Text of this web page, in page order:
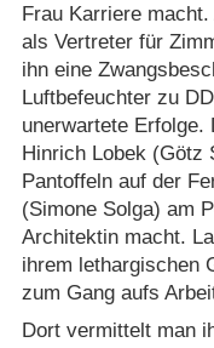
Frau Karriere
als Vertreter für
ihn eine
Luftbefeuchter zu
unerwartete
Hinrich Lobek (Götz
Pantoffeln auf der
(Simone Solga) am
Architektin macht.
ihrem lethargischen
zum Gang aufs
Dort vermittelt man